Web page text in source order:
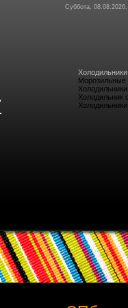
Суббота,
Морозильные
Холодильник